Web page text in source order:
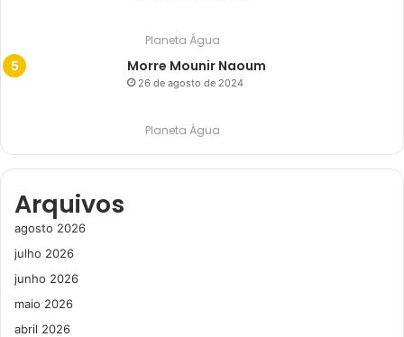
Planeta Água
Morre Mounir Naoum
26 de agosto de 2024
Planeta Água
Arquivos
agosto 2026
julho 2026
junho 2026
maio 2026
abril 2026